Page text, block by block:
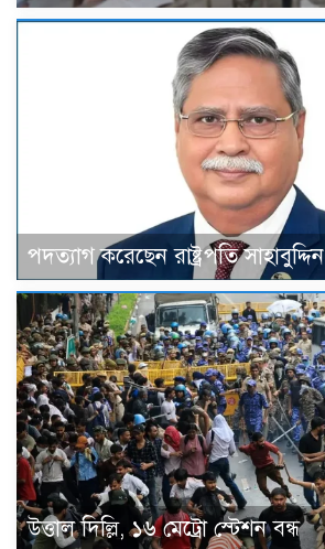
পদত্যাগ করেছেন রাষ্ট্রপতি সাহাবুদ্দিন
উত্তাল দিল্লি, ১৬ মেট্রো স্টেশন বন্ধ